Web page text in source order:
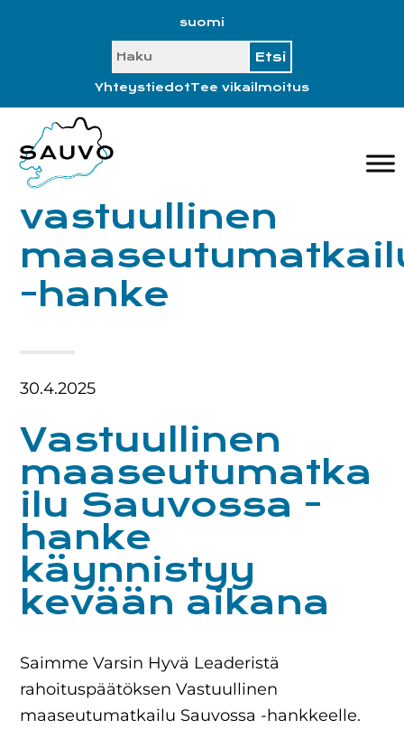
alatunnisteeseen
suomi
SEARCH
YhteystiedotTee vikailmoitus
vastuullinen
-hanke
30.4.2025
Vastuullinen
maaseutumatka
ilu Sauvossa -
hanke
käynnistyy
kevään aikana
Saimme Varsin Hyvä Leaderistä
rahoituspäätöksen Vastuullinen
maaseutumatkailu Sauvossa -hankkeelle.